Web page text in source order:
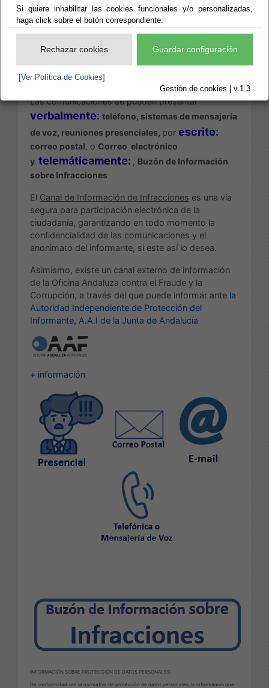
Si quiere inhabilitar las cookies funcionales y/o personalizadas,
haga click sobre el botón correspondiente.
Rechazar cookies Guardar configuración
[Ver Política de Cookies]
Gestión de cookies | v.1.3
conocimiento de la Diputación de Almería
determinadas infracciones penales o
administrativas graves o muy graves.
- proteger a las personas que las detecten en el
contexto laboral de esta organización y las
comuniquen a través de dicho Canal.
Las comunicaciones se pueden presentar
verbalmente: teléfono, sistemas de mensajería
de voz, reuniones presenciales, por escrito:
correo postal o Correo electrónico
y telemáticamente: , Buzón de Información
sobre Infracciones
El Canal de Información de Infracciones es una vía
segura para participación electrónica de la
ciudadanía, garantizando en todo momento la
confidencialidad de las comunicaciones y el
anonimato del informante, si este así lo desea.
Asimismo, existe un canal externo de información
de la Oficina Andaluza contra el Fraude y la
Corrupción, a través del que puede informar ante la
Autoridad Independiente de Protección del
Informante, A.A.I de la Junta de Andalucía
+ información
INFORMACIÓN SOBRE PROTECCIÓN DE DATOS PERSONALES:
De conformidad con la normativa de protección de datos personales, le informamos que